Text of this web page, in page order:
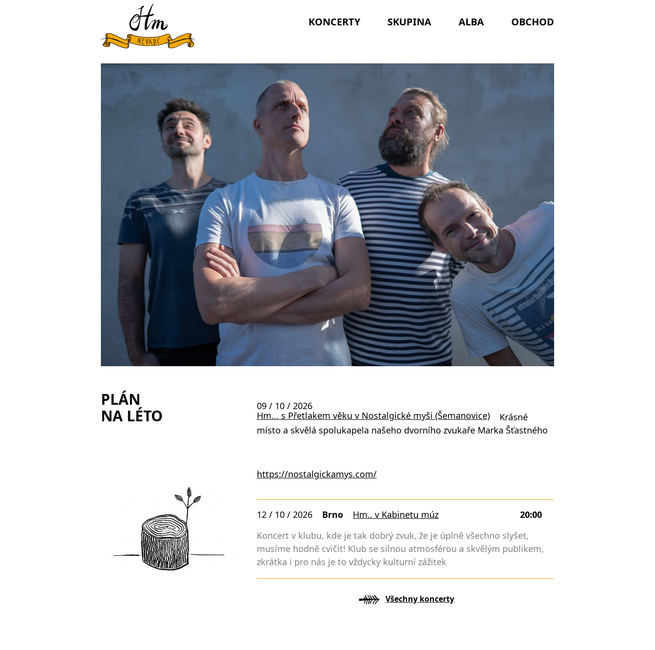
KONCERTY SKUPINA ALBA OBCHOD
PLÁN
NA LÉTO
09 / 10 / 2026
Hm... s Přetlakem věku v Nostalgické myši (Šemanovice)
Krásné
místo a skvělá spolukapela našeho dvorního zvukaře Marka Šťastného
https://nostalgickamys.com/
12 / 10 / 2026 Brno Hm.. v Kabinetu múz
20:00
Koncert v klubu, kde je tak dobrý zvuk, že je úplně všechno slyšet,
musíme hodně cvičit! Klub se silnou atmosférou a skvělým publikem,
zkrátka i pro nás je to vždycky kulturní zážitek
Všechny koncerty